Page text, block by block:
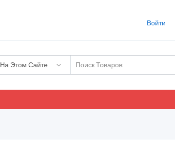
Войти
На Этом Сайте